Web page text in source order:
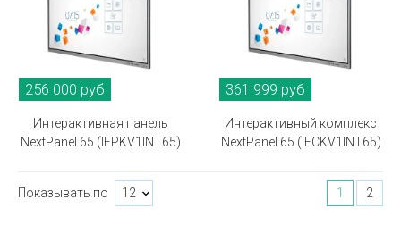
256 000 руб
Интерактивная панель
NextPanel 65 (IFPKV1INT65)
361 999 руб
Интерактивный комплекс
NextPanel 65 (IFCKV1INT65)
Показывать по 1 2